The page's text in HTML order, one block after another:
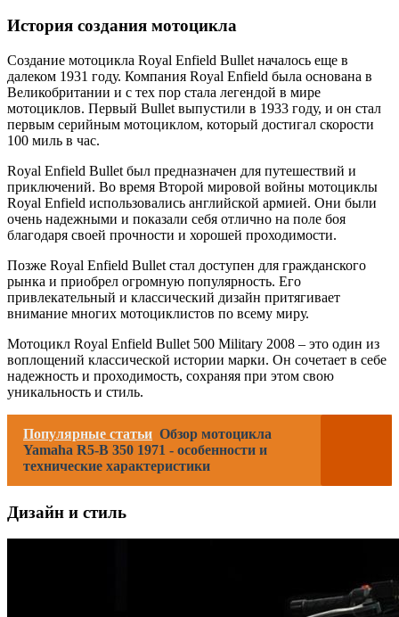
История создания мотоцикла
Создание мотоцикла Royal Enfield Bullet началось еще в
далеком 1931 году. Компания Royal Enfield была основана в
Великобритании и с тех пор стала легендой в мире
мотоциклов. Первый Bullet выпустили в 1933 году, и он стал
первым серийным мотоциклом, который достигал скорости
100 миль в час.
Royal Enfield Bullet был предназначен для путешествий и
приключений. Во время Второй мировой войны мотоциклы
Royal Enfield использовались английской армией. Они были
очень надежными и показали себя отлично на поле боя
благодаря своей прочности и хорошей проходимости.
Позже Royal Enfield Bullet стал доступен для гражданского
рынка и приобрел огромную популярность. Его
привлекательный и классический дизайн притягивает
внимание многих мотоциклистов по всему миру.
Мотоцикл Royal Enfield Bullet 500 Military 2008 – это один из
воплощений классической истории марки. Он сочетает в себе
надежность и проходимость, сохраняя при этом свою
уникальность и стиль.
Популярные статьи Обзор мотоцикла
Yamaha R5-B 350 1971 - особенности и
технические характеристики
Дизайн и стиль